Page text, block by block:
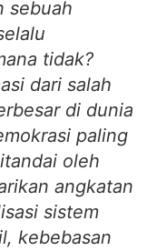
sebuah
tidak?
dari salah
di dunia
paling
oleh
angkatan
sistem
kebebasan